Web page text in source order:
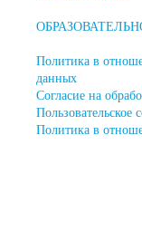
Политика в
данных
Согласие на
Пользовательское
Политика в